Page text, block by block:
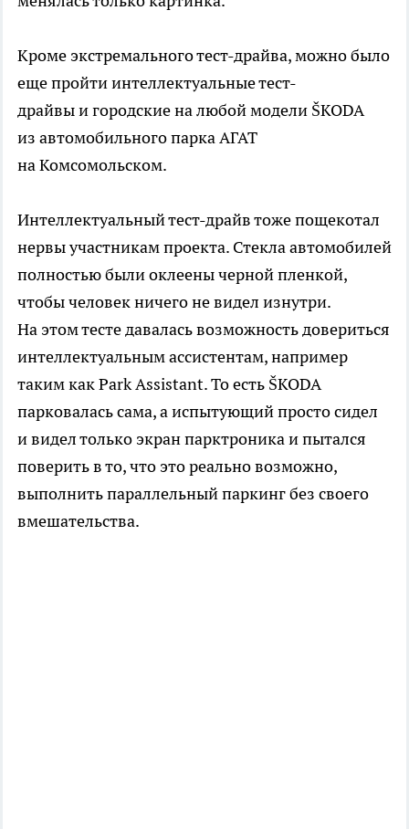
Кроме экстремального тест-драйва, можно было
еще пройти интеллектуальные тест-
драйвы и городские на любой модели ŠKODA
из автомобильного парка АГАТ
на Комсомольском.
Интеллектуальный тест-драйв тоже пощекотал
нервы участникам проекта. Стекла автомобилей
полностью были оклеены черной пленкой,
чтобы человек ничего не видел изнутри.
На этом тесте давалась возможность довериться
интеллектуальным ассистентам, например
таким как Park Assistant. То есть ŠKODA
парковалась сама, а испытующий просто сидел
и видел только экран парктроника и пытался
поверить в то, что это реально возможно,
выполнить параллельный паркинг без своего
вмешательства.